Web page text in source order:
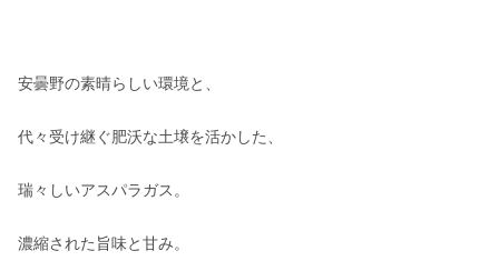
安曇野の素晴らしい環境と、
代々受け継ぐ肥沃な土壌を活かした、
瑞々しいアスパラガス。
濃縮された旨味と甘み。